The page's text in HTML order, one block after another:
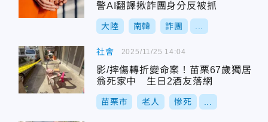
警AI翻譯揪詐團身分反被抓
大陸 南韓 詐團
社會
影/摔傷轉折變命案！苗栗67歲獨居
翁死家中 生日2酒友落網
苗栗市 老人 慘死
2025/11/25 14:04